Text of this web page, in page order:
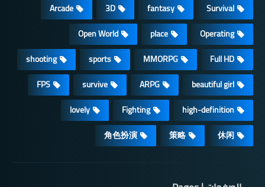
Survival
fantasy
3D
Arcade
Operating
place
Open World
Full HD
MMORPG
sports
shooting
beautiful girl
ARPG
survive
FPS
high-definition
Fighting
lovely
休闲
策略
角色扮演